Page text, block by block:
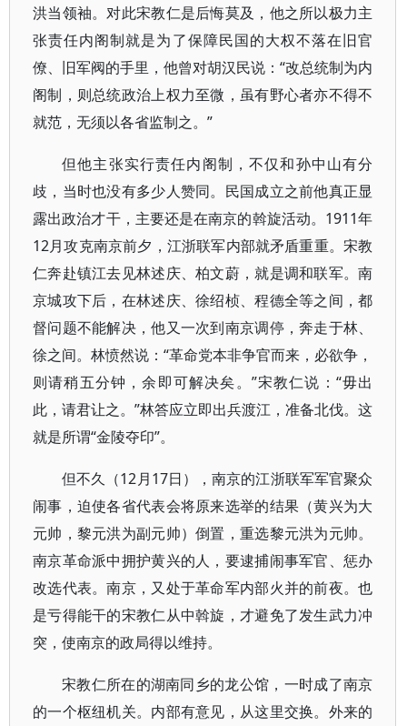
洪当领袖。对此宋教仁是后悔莫及，他之所以极力主
张责任内阁制就是为了保障民国的大权不落在旧官
僚、旧军阀的手里，他曾对胡汉民说：“改总统制为内
阁制，则总统政治上权力至微，虽有野心者亦不得不
就范，无须以各省监制之。”
但他主张实行责任内阁制，不仅和孙中山有分
歧，当时也没有多少人赞同。民国成立之前他真正显
露出政治才干，主要还是在南京的斡旋活动。1911年
12月攻克南京前夕，江浙联军内部就矛盾重重。宋教
仁奔赴镇江去见林述庆、柏文蔚，就是调和联军。南
京城攻下后，在林述庆、徐绍桢、程德全等之间，都
督问题不能解决，他又一次到南京调停，奔走于林、
徐之间。林愤然说：“革命党本非争官而来，必欲争，
则请稍五分钟，余即可解决矣。”宋教仁说：“毋出
此，请君让之。”林答应立即出兵渡江，准备北伐。这
就是所谓“金陵夺印”。
但不久（12月17日），南京的江浙联军军官聚众
闹事，迫使各省代表会将原来选举的结果（黄兴为大
元帅，黎元洪为副元帅）倒置，重选黎元洪为元帅。
南京革命派中拥护黄兴的人，要逮捕闹事军官、惩办
改选代表。南京，又处于革命军内部火并的前夜。也
是亏得能干的宋教仁从中斡旋，才避免了发生武力冲
突，使南京的政局得以维持。
宋教仁所在的湖南同乡的龙公馆，一时成了南京
的一个枢纽机关。内部有意见，从这里交换。外来的